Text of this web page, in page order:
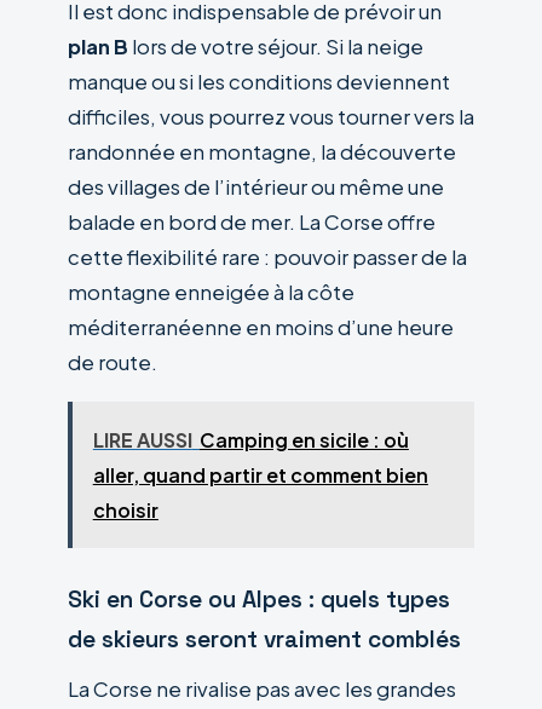
Il est donc indispensable de prévoir un
plan B lors de votre séjour. Si la neige
manque ou si les conditions deviennent
difficiles, vous pourrez vous tourner vers la
randonnée en montagne, la découverte
des villages de l’intérieur ou même une
balade en bord de mer. La Corse offre
cette flexibilité rare : pouvoir passer de la
montagne enneigée à la côte
méditerranéenne en moins d’une heure
de route.
LIRE AUSSI Camping en sicile : où
aller, quand partir et comment bien
choisir
Ski en Corse ou Alpes : quels types
de skieurs seront vraiment comblés
La Corse ne rivalise pas avec les grandes